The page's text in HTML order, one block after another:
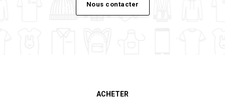
Nous contacter
ACHETER